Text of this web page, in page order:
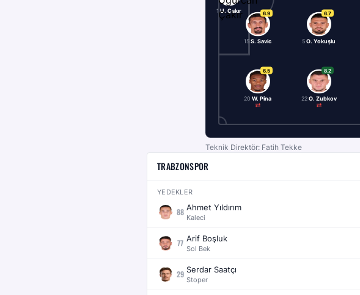
1 U. Çakır
6.5
20 W. Pina
6.9
15S. Savic
8.2
22 O. Zubkov
6.7
5 O. Yokuşlu
Teknik Direktör: Fatih Tekke
TRABZONSPOR
YEDEKLER
88 Ahmet Yıldırım
Kaleci
77 Arif Boşluk
Sol Bek
29 Serdar Saatçı
Stoper